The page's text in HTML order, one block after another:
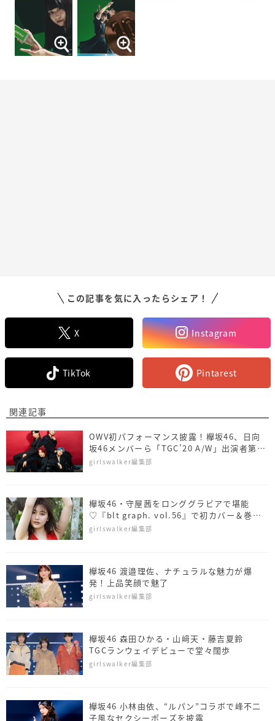
この記事を気に入ったらシェア！
X Instagram
TikTok Pintarest
関連記事
OWV初パフォーマンス披露！欅坂46、日向
坂46メンバーら「TGC'20 A/W」出演者第5
弾発表！
girlswalker編集部
欅坂46・守屋茜をロンググラビアで堪能
♡『blt graph. vol.56』で初カバー＆巻頭
グラビアを飾る
girlswalker編集部
欅坂46 渡邉理佐、ナチュラルな魅力が爆
発！上品笑顔で魅了
girlswalker編集部
欅坂46 森田ひかる・山﨑天・藤吉夏鈴
TGCランウェイデビューで堂々闊歩
girlswalker編集部
欅坂46 小林由依、“ルパン”コラボで峰不二
子風なセクシーポーズを披露